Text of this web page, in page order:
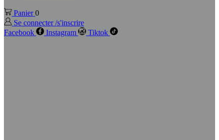
Panier0
Se connecter /s'inscrire
Facebook
Instagram Tiktok